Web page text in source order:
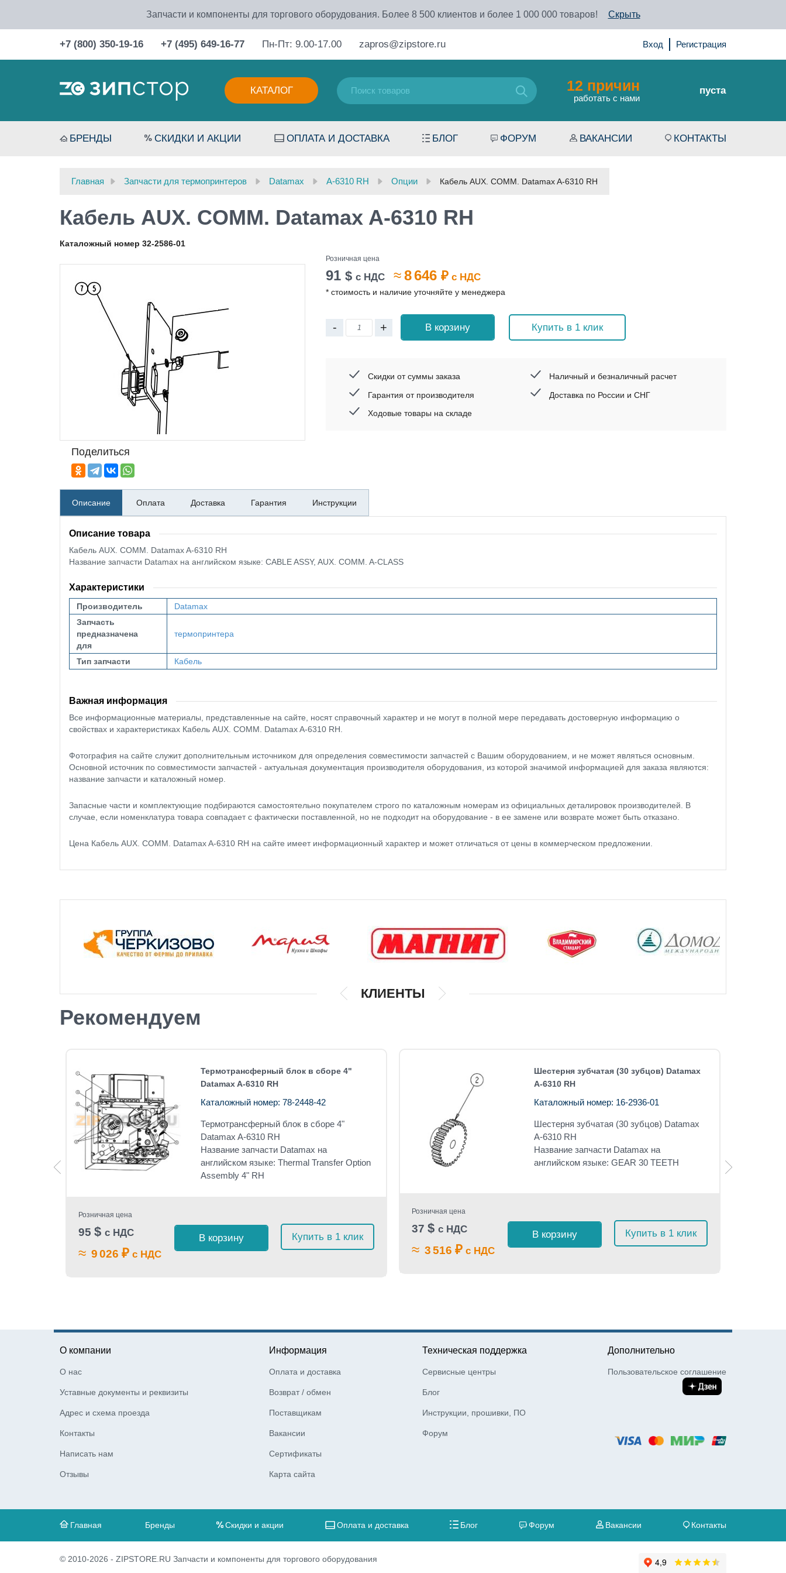
Запчасти и компоненты для торгового оборудования. Более 8 500 клиентов и более 1 000 000 товаров! Скрыть
+7 (800) 350-19-16 +7 (495) 649-16-77 Пн-Пт: 9.00-17.00 zapros@zipstore.ru Вход Регистрация
КАТАЛОГ 12 причин
работать с нами
пуста
БРЕНДЫ СКИДКИ И АКЦИИ ОПЛАТА И ДОСТАВКА БЛОГ ФОРУМ ВАКАНСИИ КОНТАКТЫ
Главная Запчасти для термопринтеров Datamax A-6310 RH Опции Кабель AUX. COMM. Datamax A-6310 RH
Кабель AUX. COMM. Datamax A-6310 RH
Каталожный номер 32-2586-01
Поделиться
Розничная цена
91 $ с НДС ≈8 646 ₽ с НДС
* стоимость и наличие уточняйте у менеджера
- + В корзину Купить в 1 клик
Скидки от суммы заказа
Гарантия от производителя
Ходовые товары на складе
Наличный и безналичный расчет
Доставка по России и СНГ
Описание Оплата Доставка Гарантия Инструкции
Описание товара
Кабель AUX. COMM. Datamax A-6310 RH
Название запчасти Datamax на английском языке: CABLE ASSY, AUX. COMM. A-CLASS
Характеристики
Производитель
Datamax
Запчасть
предназначена
для
термопринтера
Тип запчасти Кабель
Важная информация
Все информационные материалы, представленные на сайте, носят справочный характер и не могут в полной мере передавать достоверную информацию о
свойствах и характеристиках Кабель AUX. COMM. Datamax A-6310 RH.
Фотография на сайте служит дополнительным источником для определения совместимости запчастей с Вашим оборудованием, и не может являться основным.
Основной источник по совместимости запчастей - актуальная документация производителя оборудования, из которой значимой информацией для заказа являются:
название запчасти и каталожный номер.
Запасные части и комплектующие подбираются самостоятельно покупателем строго по каталожным номерам из официальных деталировок производителей. В
случае, если номенклатура товара совпадает с фактически поставленной, но не подходит на оборудование - в ее замене или возврате может быть отказано.
Цена Кабель AUX. COMM. Datamax A-6310 RH на сайте имеет информационный характер и может отличаться от цены в коммерческом предложении.
КЛИЕНТЫ
Рекомендуем
Термотрансферный блок в сборе 4"
Datamax A-6310 RH
Каталожный номер: 78-2448-42
Термотрансферный блок в сборе 4"
Datamax A-6310 RH
Название запчасти Datamax на
английском языке: Thermal Transfer Option
Assembly 4" RH
Розничная цена
95 $ с НДС
≈ 9 026 ₽ с НДС
В корзину Купить в 1 клик
Шестерня зубчатая (30 зубцов) Datamax
A-6310 RH
Каталожный номер: 16-2936-01
Шестерня зубчатая (30 зубцов) Datamax
A-6310 RH
Название запчасти Datamax на
английском языке: GEAR 30 TEETH
Розничная цена
37 $ с НДС
≈ 3 516 ₽ с НДС
В корзину Купить в 1 клик
О компании
О нас
Уставные документы и реквизиты
Адрес и схема проезда
Контакты
Написать нам
Отзывы
Информация
Оплата и доставка
Возврат / обмен
Поставщикам
Вакансии
Сертификаты
Карта сайта
Техническая поддержка
Сервисные центры
Блог
Инструкции, прошивки, ПО
Форум
Дополнительно
Пользовательское соглашение
Главная Бренды Скидки и акции Оплата и доставка Блог Форум Вакансии Контакты
© 2010-2026 - ZIPSTORE.RU Запчасти и компоненты для торгового оборудования